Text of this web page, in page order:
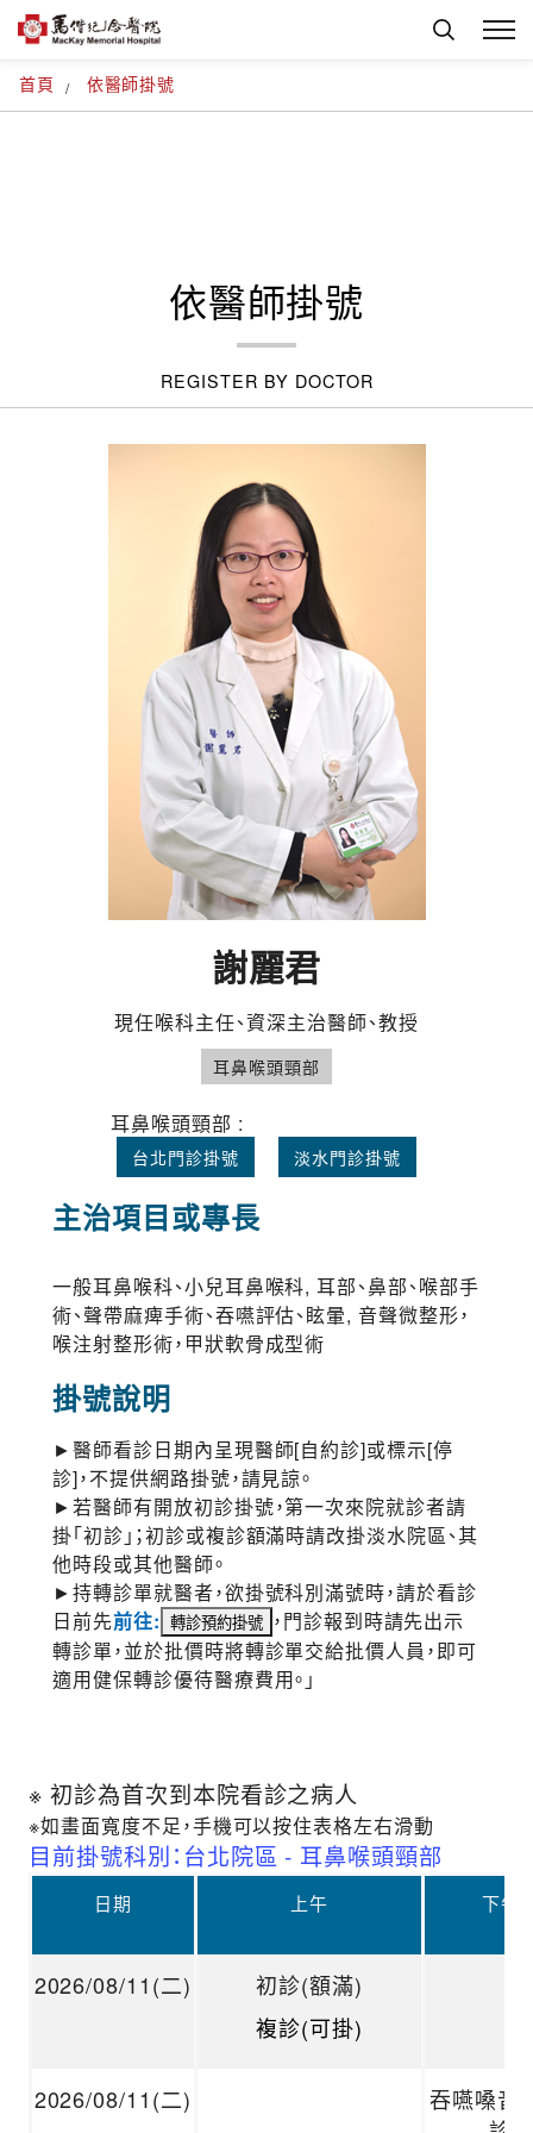
首頁 依醫師掛號
依醫師掛號
REGISTER BY DOCTOR
謝麗君
現任喉科主任、資深主治醫師、教授
耳鼻喉頭頸部
耳鼻喉頭頸部 :
台北門診掛號 淡水門診掛號
主治項目或專長
一般耳鼻喉科、小兒耳鼻喉科, 耳部、鼻部、喉部手
術、聲帶麻痺手術、吞嚥評估、眩暈, 音聲微整形，
喉注射整形術，甲狀軟骨成型術
掛號說明
►醫師看診日期內呈現醫師[自約診]或標示[停
診]，不提供網路掛號，請見諒。
►若醫師有開放初診掛號，第一次來院就診者請
掛「初診」；初診或複診額滿時請改掛淡水院區、其
他時段或其他醫師。
►持轉診單就醫者，欲掛號科別滿號時，請於看診
日前先前往:
，門診報到時請先出示
轉診單，並於批價時將轉診單交給批價人員，即可
適用健保轉診優待醫療費用。」
※ 初診為首次到本院看診之病人
※如畫面寬度不足，手機可以按住表格左右滑動
目前掛號科別：台北院區 - 耳鼻喉頭頸部
日期 上午 下午
2026/08/11(二)
初診(額滿)
複診(可掛)
2026/08/11(二)
吞嚥嗓音